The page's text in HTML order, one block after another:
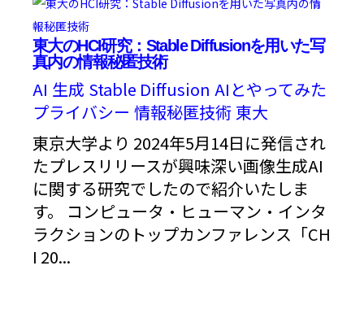
東大のHCI研究：Stable Diffusionを用いた写
真内の情報秘匿技術
AI 生成 Stable Diffusion AIとやってみた
プライバシー 情報秘匿技術 東大
東京大学より 2024年5月14日に発信され
たプレスリリースが興味深い画像生成AI
に関する研究でしたので紹介いたしま
す。 コンピュータ・ヒューマン・インタ
ラクションのトップカンファレンス「CH
I 20...